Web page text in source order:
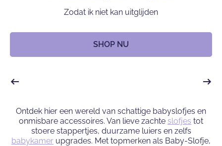
Zodat ik niet kan uitglijden
SHOP NU
Ontdek hier een wereld van schattige babyslofjes en
onmisbare accessoires. Van lieve zachte slofjes tot
stoere stappertjes, duurzame luiers en zelfs
babykamer upgrades. Met topmerken als Baby-Slofje,